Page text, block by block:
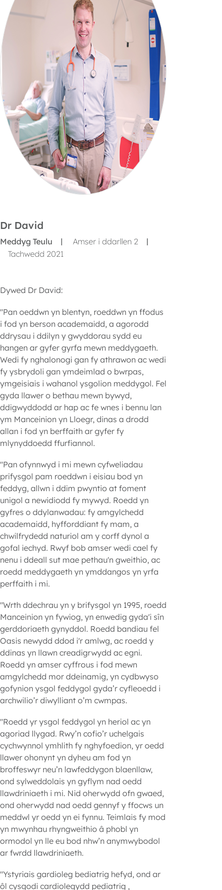
Dr David
Meddyg Teulu Amser i ddarllen 2
Tachwedd 2021
Dywed Dr David:
"Pan oeddwn yn blentyn, roeddwn yn ffodus
i fod yn berson academaidd, a agorodd
ddrysau i ddilyn y gwyddorau sydd eu
hangen ar gyfer gyrfa mewn meddygaeth.
Wedi fy nghalonogi gan fy athrawon ac wedi
fy ysbrydoli gan ymdeimlad o bwrpas,
ymgeisiais i wahanol ysgolion meddygol. Fel
gyda llawer o bethau mewn bywyd,
ddigwyddodd ar hap ac fe wnes i bennu lan
ym Manceinion yn Lloegr, dinas a drodd
allan i fod yn berffaith ar gyfer fy
mlynyddoedd ffurfiannol.
"Pan ofynnwyd i mi mewn cyfweliadau
prifysgol pam roeddwn i eisiau bod yn
feddyg, allwn i ddim pwyntio at foment
unigol a newidiodd fy mywyd. Roedd yn
gyfres o ddylanwadau: fy amgylchedd
academaidd, hyfforddiant fy mam, a
chwilfrydedd naturiol am y corff dynol a
gofal iechyd. Rwyf bob amser wedi cael fy
nenu i ddeall sut mae pethau'n gweithio, ac
roedd meddygaeth yn ymddangos yn yrfa
perffaith i mi.
"Wrth ddechrau yn y brifysgol yn 1995, roedd
Manceinion yn fywiog, yn enwedig gyda'i sîn
gerddoriaeth gynyddol. Roedd bandiau fel
Oasis newydd ddod i'r amlwg, ac roedd y
ddinas yn llawn creadigrwydd ac egni.
Roedd yn amser cyffrous i fod mewn
amgylchedd mor ddeinamig, yn cydbwyso
gofynion ysgol feddygol gyda’r cyfleoedd i
archwilio’r diwylliant o’m cwmpas.
"Roedd yr ysgol feddygol yn heriol ac yn
agoriad llygad. Rwy’n cofio’r uchelgais
cychwynnol ymhlith fy nghyfoedion, yr oedd
llawer ohonynt yn dyheu am fod yn
broffeswyr neu’n lawfeddygon blaenllaw,
ond sylweddolais yn gyflym nad oedd
llawdriniaeth i mi. Nid oherwydd ofn gwaed,
ond oherwydd nad oedd gennyf y ffocws un
meddwl yr oedd yn ei fynnu. Teimlais fy mod
yn mwynhau rhyngweithio â phobl yn
ormodol yn lle eu bod nhw’n anymwybodol
ar fwrdd llawdriniaeth.
"Ystyriais gardioleg bediatrig hefyd, ond ar
ôl cysgodi cardiolegydd pediatrig ,